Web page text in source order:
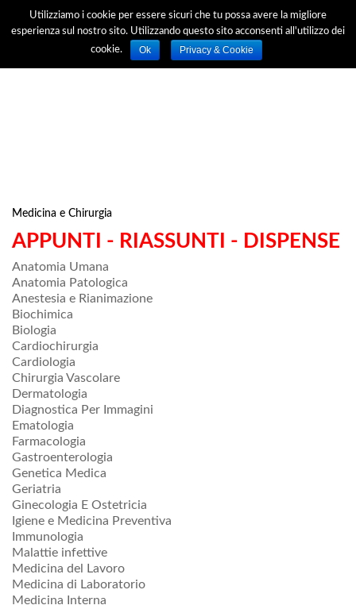
Medicina e Chirurgia
APPUNTI - RIASSUNTI - DISPENSE
Anatomia Umana
Anatomia Patologica
Anestesia e Rianimazione
Biochimica
Biologia
Cardiochirurgia
Cardiologia
Chirurgia Vascolare
Dermatologia
Diagnostica Per Immagini
Ematologia
Farmacologia
Gastroenterologia
Genetica Medica
Geriatria
Ginecologia E Ostetricia
Igiene e Medicina Preventiva
Immunologia
Malattie infettive
Medicina del Lavoro
Medicina di Laboratorio
Medicina Interna
Utilizziamo i cookie per essere sicuri che tu possa avere la migliore
esperienza sul nostro sito. Utilizzando questo sito acconsenti all'utilizzo dei
cookie.
Ok Privacy & Cookie